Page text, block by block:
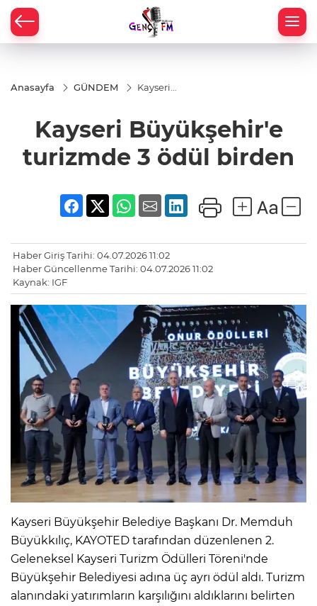
Anasayfa GÜNDEM
Kayseri
ödül birden
Kayseri Büyükşehir'e
turizmde 3 ödül birden
Haber Giriş Tarihi: 04.07.2026 11:02
Haber Güncellenme Tarihi: 04.07.2026 11:02
Kaynak: IGF
Kayseri Büyükşehir Belediye Başkanı Dr. Memduh
Büyükkılıç, KAYOTED tarafından düzenlenen 2.
Geleneksel Kayseri Turizm Ödülleri Töreni'nde
Büyükşehir Belediyesi adına üç ayrı ödül aldı. Turizm
alanındaki yatırımların karşılığını aldıklarını belirten